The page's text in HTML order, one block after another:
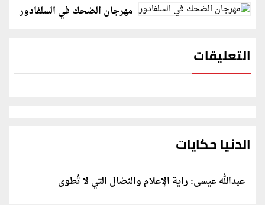
مهرجان الضحك في السلفادور
التعليقات
الدنيا حكايات
عبدالله عيسى: راية الإعلام والنضال التي لا تُطوى